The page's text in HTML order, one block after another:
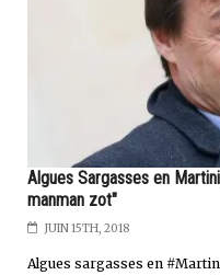
Algues Sargasses en
manman zot"
JUIN 15TH, 2018
Algues sargasses en